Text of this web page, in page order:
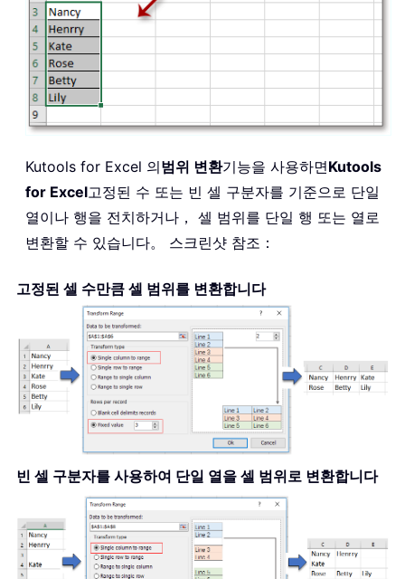
Kutools for Excel 의범위 변환기능을 사용하면Kutools
for Excel고정된 수 또는 빈 셀 구분자를 기준으로 단일
열이나 행을 전치하거나， 셀 범위를 단일 행 또는 열로
변환할 수 있습니다。 스크린샷 참조：
고정된 셀 수만큼 셀 범위를 변환합니다
빈 셀 구분자를 사용하여 단일 열을 셀 범위로 변환합니다